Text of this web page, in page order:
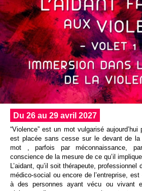
Du 26 au 29 avril 2027
“Violence” est un mot vulgarisé
est placée sans cesse sur le devant de
mot , parfois par méconnaissance,
conscience de la mesure de ce qu’il implique.
L’aidant, qu’il soit thérapeute,
médico-social ou encore de l’entreprise,
à des personnes ayant vécu ou vivant